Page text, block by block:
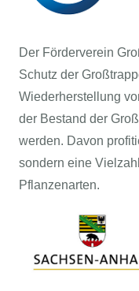
Der Förderverein
Schutz der
Wiederherstellung
der Bestand der
werden. Davon
sondern eine
Pflanzenarten.